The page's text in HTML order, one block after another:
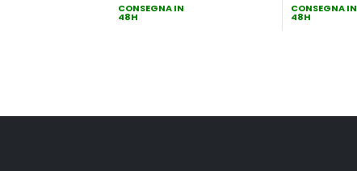
CONSEGNA IN
48H
CONSEGNA IN
48H